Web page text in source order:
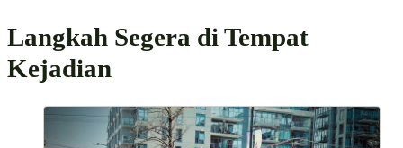
Langkah Segera di Tempat
Kejadian